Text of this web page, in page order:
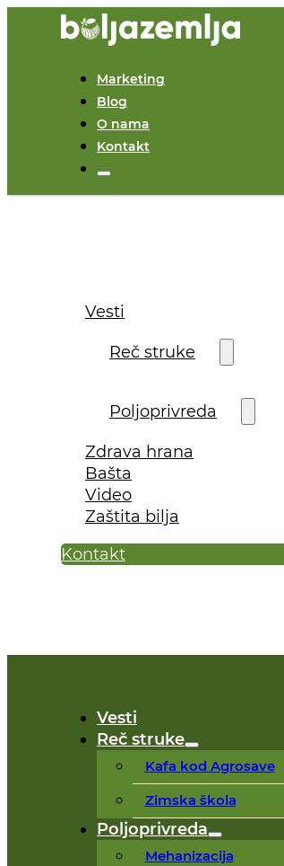
Marketing
Blog
O nama
Kontakt
Vesti
Reč struke
Poljoprivreda
Zdrava hrana
Bašta
Video
Zaštita bilja
Kontakt
Vesti
Reč struke
Kafa kod Agrosave
Zimska škola
Poljoprivreda
Mehanizacija